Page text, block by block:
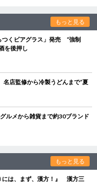
もっと見る
つくビアグラス」発売 “強制
を後押し
店監修から冷製うどんまで“夏
ルメから雑貨まで約30ブランド
もっと見る
には、まず、漢方！』 漢方三